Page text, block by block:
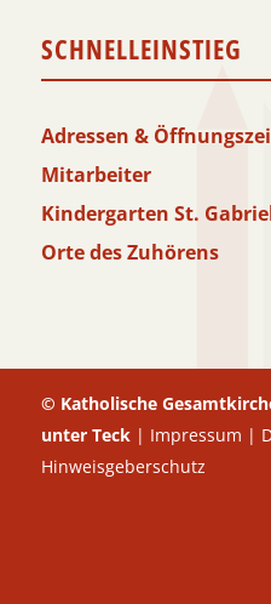
SCHNELLEINSTIEG
Adressen &
Mitarbeiter
Kindergarten St.
Orte des Zuhörens
© Katholische
unter Teck | Impressum |
Hinweisgeberschutz